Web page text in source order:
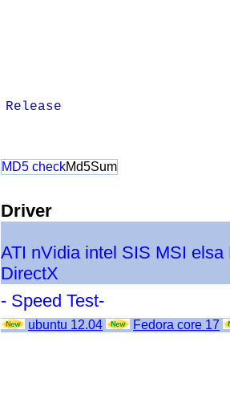
Release
MD5 checkMd5Sum
Driver
ATI nVidia intel SIS MSI elsa
DirectX
- Speed Test-
ubuntu 12.04 Fedora core 17